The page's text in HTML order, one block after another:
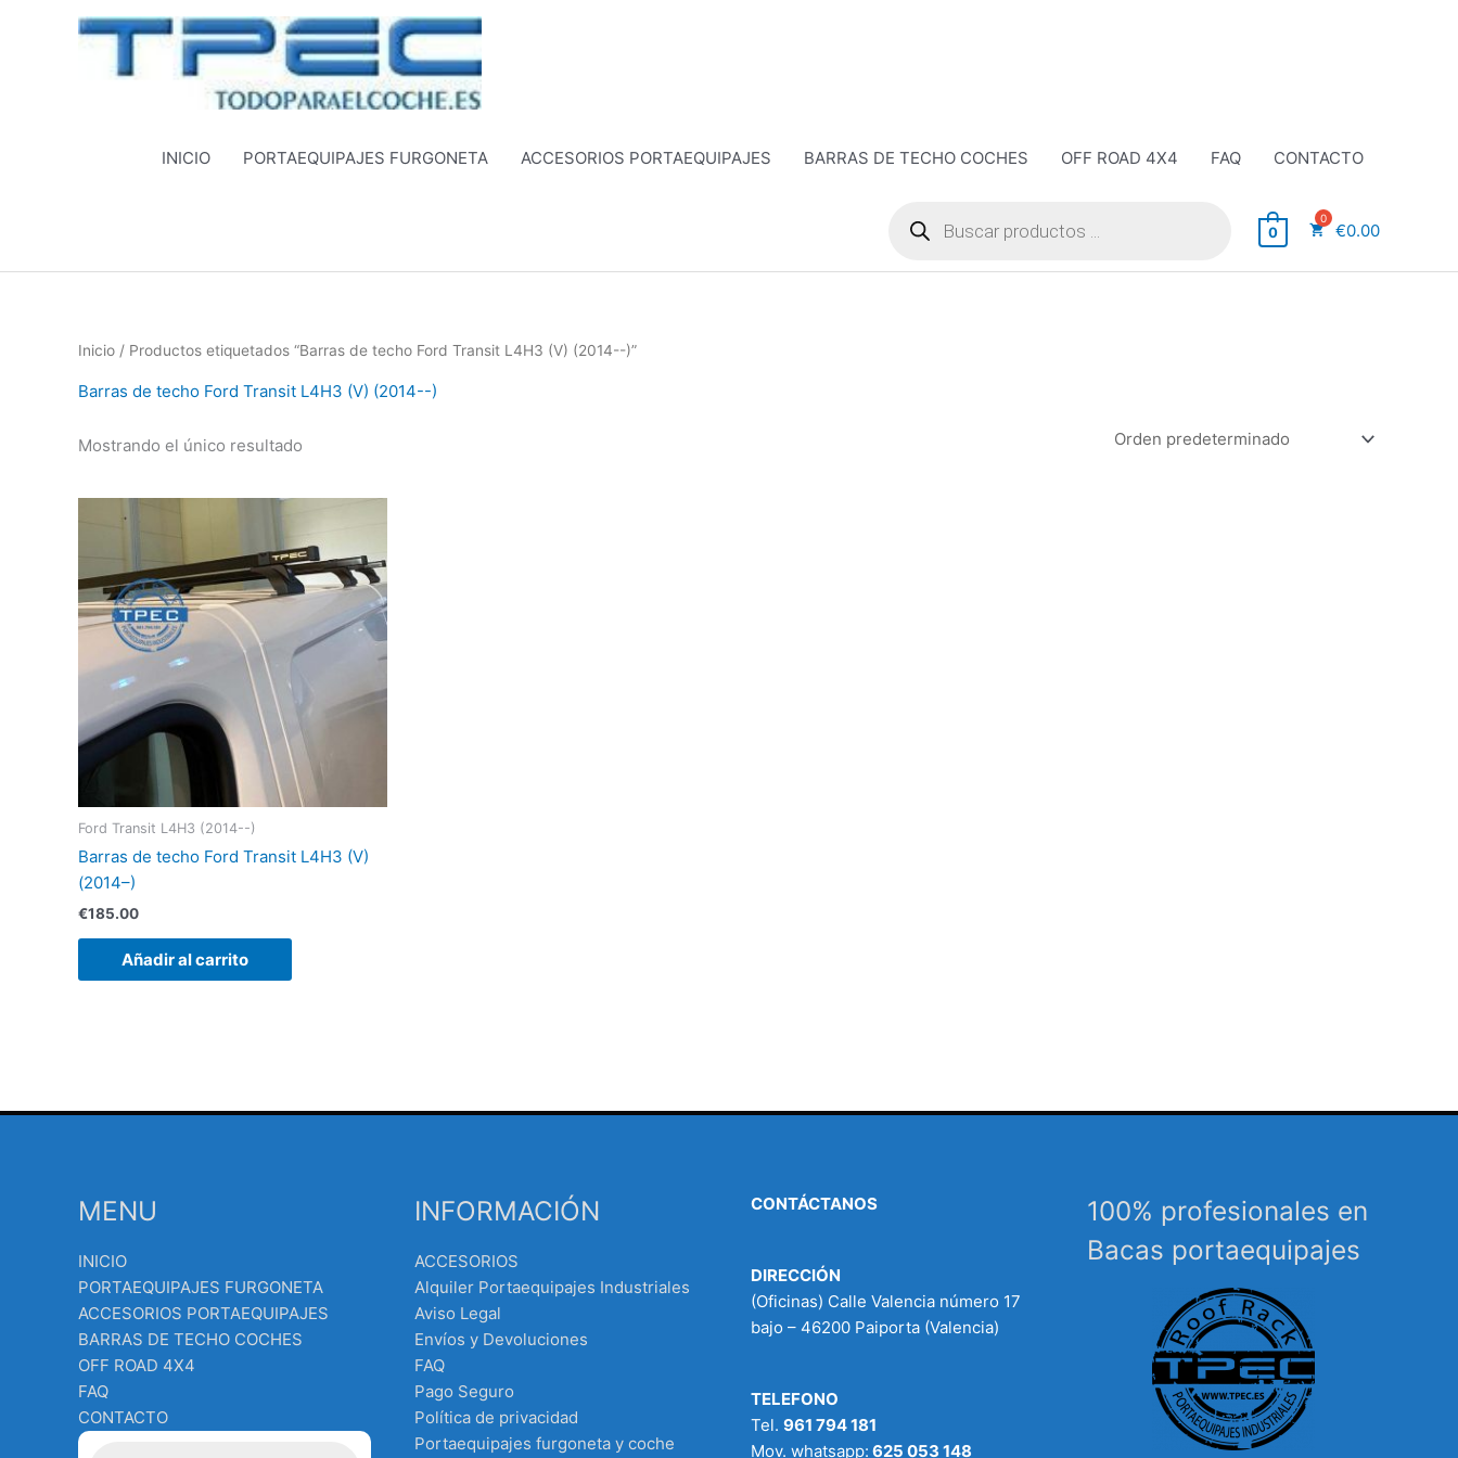
INICIO PORTAEQUIPAJES FURGONETA ACCESORIOS PORTAEQUIPAJES BARRAS DE TECHO COCHES OFF ROAD 4X4 FAQ
CONTACTO
productos 0 €0.00
Inicio / Productos etiquetados “Barras de techo Ford Transit L4H3 (V) (2014--)”
Barras de techo Ford Transit L4H3 (V) (2014--)
Mostrando el único resultado
Ford Transit L4H3 (2014--)
Barras de techo Ford Transit L4H3 (V)
(2014–)
€185.00
Añadir al carrito
MENU
INICIO
PORTAEQUIPAJES FURGONETA
ACCESORIOS PORTAEQUIPAJES
BARRAS DE TECHO COCHES
OFF ROAD 4X4
FAQ
CONTACTO
INFORMACIÓN
ACCESORIOS
Alquiler Portaequipajes Industriales
Aviso Legal
Envíos y Devoluciones
FAQ
Pago Seguro
Política de privacidad
Portaequipajes furgoneta y coche
CONTÁCTANOS
DIRECCIÓN
(Oficinas) Calle Valencia número 17
bajo – 46200 Paiporta (Valencia)
TELEFONO
Tel. 961 794 181
Mov. whatsapp: 625 053 148
100% profesionales en
Bacas portaequipajes